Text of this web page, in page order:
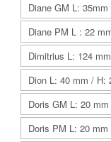
Diane GM L:
Diane PM L : 22
Dimitrius L: 124
Dion L: 40 mm / H:
Doris GM L: 20
Doris PM L: 20